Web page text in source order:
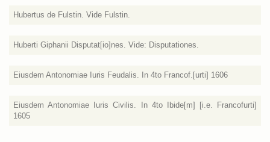
Hubertus de Fulstin. Vide Fulstin.
Huberti Giphanii Disputat[io]nes. Vide: Disputationes.
Eiusdem Antonomiae Iuris Feudalis. In 4to Francof.[urti] 1606
Eiusdem Antonomiae Iuris Civilis. In 4to Ibide[m] [i.e. Francofurti]
1605